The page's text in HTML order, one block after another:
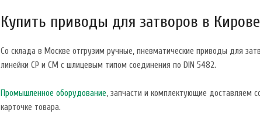
Купить приводы для затворов в Кирове
Со склада в Москве отгрузим ручные, пневматические приводы для
линейки CP и CM с шлицевым типом соединения по DIN 5482.
Промышленное оборудование, запчасти и комплектующие доставляем
карточке товара.